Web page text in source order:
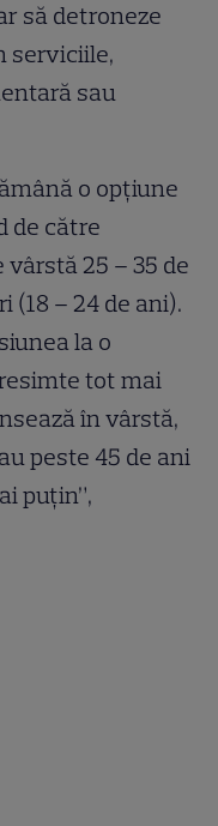
să detroneze
serviciile,
sau
o opțiune
de către
25 – 35 de
(18 – 24 de ani).
la o
tot mai
în vârstă,
peste 45 de ani
puțin”,